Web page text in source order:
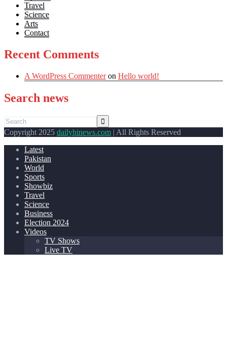
Travel
Science
Arts
Contact
Recent Comments
A WordPress Commenteron Hello world!
Search news
Copyright 2025 dailyhinews.com | All Rights Reserved
Latest
Pakistan
World
Sports
Showbiz
Travel
Science
Business
Election 2024
Videos
TV Shows
Live TV